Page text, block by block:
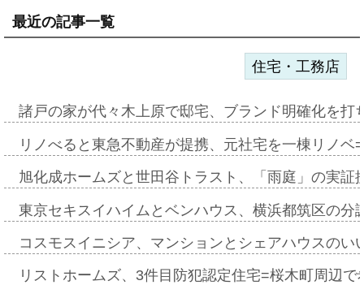
最近の記事一覧
住宅・工務店
諸戸の家が代々木上原で邸宅、ブランド明確化を
リノべると東急不動産が提携、元社宅を一棟リノ
旭化成ホームズと世田谷トラスト、「雨庭」の実
東京セキスイハイムとベンハウス、横浜都筑区の
コスモスイニシア、マンションとシェアハウスの
リストホームズ、3件目防犯認定住宅=桜木町周辺